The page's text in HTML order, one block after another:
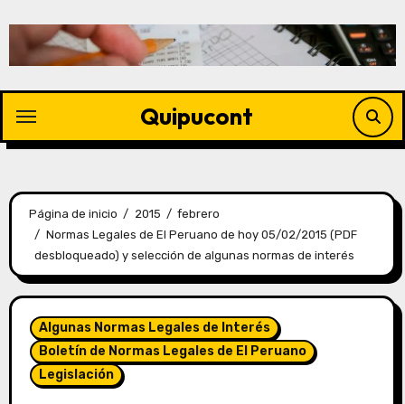
Quipucont
Página de inicio 2015
febrero
Normas Legales de El Peruano de hoy 05/02/2015 (PDF
desbloqueado) y selección de algunas normas de interés
Algunas Normas Legales de Interés
Boletín de Normas Legales de El Peruano
Legislación